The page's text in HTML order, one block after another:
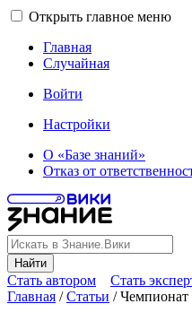
Открыть главное меню
Главная
Случайная
Войти
Настройки
О «Базе знаний»
Отказ от
Найти
Стать автором
Стать
Главная /Статьи /Чемпионат